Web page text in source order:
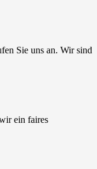
Sie uns an. Wir sind
ein faires